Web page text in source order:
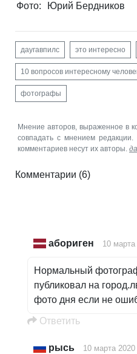
Фото:
Юрий Бердников
даугавпилс это интересно
10 вопросов интересному
фотографы
Мнение авторов, выраженное в
совпадать с мнением редакции.
комментариев несут их авторы.
Комментарии (6)
абориген 10 марта
Нормальный
публиковал на
фото дня если не
Oтветить
рысь 10 марта 2020